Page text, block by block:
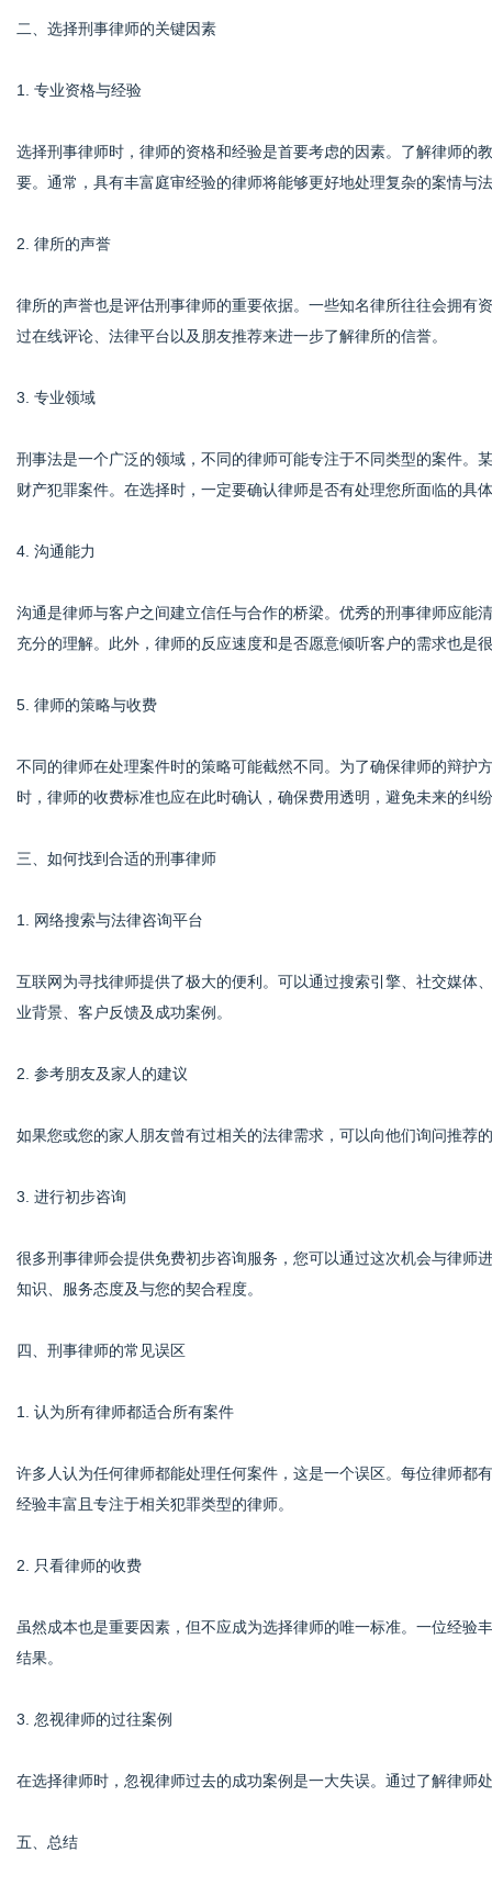
二、选择刑事律师的关键因素
1. 专业资格与经验
选择刑事律师时，律师的资格和经验是首要考虑的因素。了解律师的
要。通常，具有丰富庭审经验的律师将能够更好地处理复杂的案情与
2. 律所的声誉
律所的声誉也是评估刑事律师的重要依据。一些知名律所往往会拥有
过在线评论、法律平台以及朋友推荐来进一步了解律所的信誉。
3. 专业领域
刑事法是一个广泛的领域，不同的律师可能专注于不同类型的案件。
财产犯罪案件。在选择时，一定要确认律师是否有处理您所面临的具
4. 沟通能力
沟通是律师与客户之间建立信任与合作的桥梁。优秀的刑事律师应能
充分的理解。此外，律师的反应速度和是否愿意倾听客户的需求也是
5. 律师的策略与收费
不同的律师在处理案件时的策略可能截然不同。为了确保律师的辩护
时，律师的收费标准也应在此时确认，确保费用透明，避免未来的纠
三、如何找到合适的刑事律师
1. 网络搜索与法律咨询平台
互联网为寻找律师提供了极大的便利。可以通过搜索引擎、社交媒体
业背景、客户反馈及成功案例。
2. 参考朋友及家人的建议
如果您或您的家人朋友曾有过相关的法律需求，可以向他们询问推荐
3. 进行初步咨询
很多刑事律师会提供免费初步咨询服务，您可以通过这次机会与律师
知识、服务态度及与您的契合程度。
四、刑事律师的常见误区
1. 认为所有律师都适合所有案件
许多人认为任何律师都能处理任何案件，这是一个误区。每位律师都
经验丰富且专注于相关犯罪类型的律师。
2. 只看律师的收费
虽然成本也是重要因素，但不应成为选择律师的唯一标准。一位经验
结果。
3. 忽视律师的过往案例
在选择律师时，忽视律师过去的成功案例是一大失误。通过了解律师
五、总结